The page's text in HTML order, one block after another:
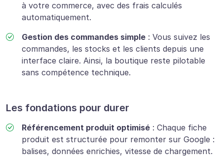
à votre commerce, avec des frais calculés
automatiquement.
Gestion des commandes simple : Vous suivez les
commandes, les stocks et les clients depuis une
interface claire. Ainsi, la boutique reste pilotable
sans compétence technique.
Les fondations pour durer
Référencement produit optimisé : Chaque fiche
produit est structurée pour remonter sur Google :
balises, données enrichies, vitesse de chargement.